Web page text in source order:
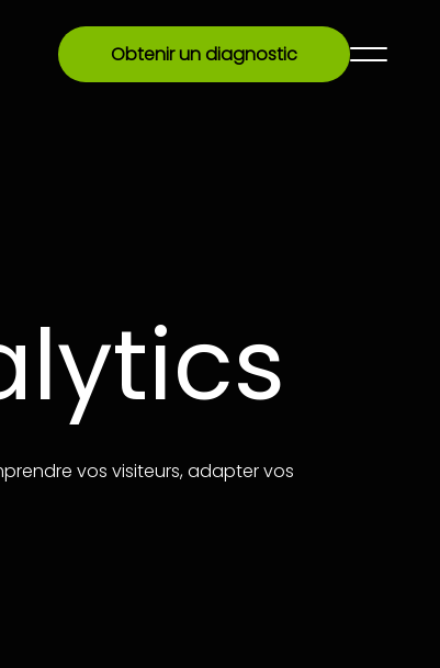
Obtenir un diagnostic
vos visiteurs, adapter vos